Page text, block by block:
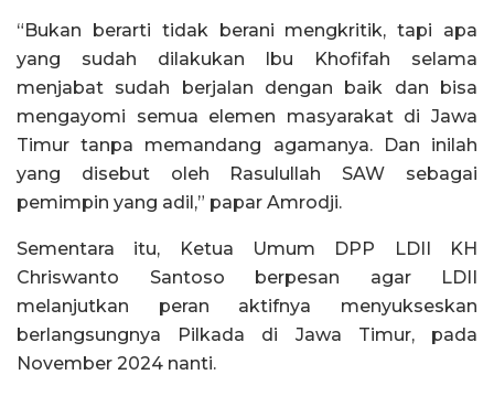
“Bukan berarti tidak berani mengkritik, tapi apa
yang sudah dilakukan Ibu Khofifah selama
menjabat sudah berjalan dengan baik dan bisa
mengayomi semua elemen masyarakat di Jawa
Timur tanpa memandang agamanya. Dan inilah
yang disebut oleh Rasulullah SAW sebagai
pemimpin yang adil,” papar Amrodji.
Sementara itu, Ketua Umum DPP LDII KH
Chriswanto Santoso berpesan agar LDII
melanjutkan peran aktifnya menyukseskan
berlangsungnya Pilkada di Jawa Timur, pada
November 2024 nanti.